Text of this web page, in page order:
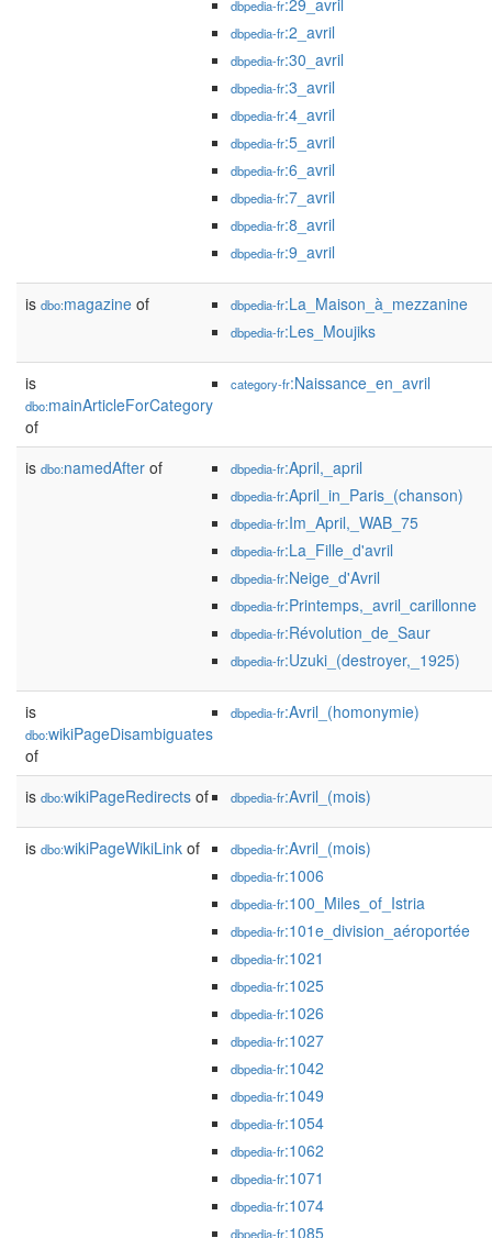
dbpedia-fr:29_avril
dbpedia-fr:2_avril
dbpedia-fr:30_avril
dbpedia-fr:3_avril
dbpedia-fr:4_avril
dbpedia-fr:5_avril
dbpedia-fr:6_avril
dbpedia-fr:7_avril
dbpedia-fr:8_avril
dbpedia-fr:9_avril
is dbo:magazine of dbpedia-fr:La_Maison_à_mezzanine
dbpedia-fr:Les_Moujiks
is
dbo:mainArticleForCategory
of
category-fr:Naissance_en_avril
is dbo:namedAfter of dbpedia-fr:April,_april
dbpedia-fr:April_in_Paris_(chanson)
dbpedia-fr:Im_April,_WAB_75
dbpedia-fr:La_Fille_d'avril
dbpedia-fr:Neige_d'Avril
dbpedia-fr:Printemps,_avril_carillonne
dbpedia-fr:Révolution_de_Saur
dbpedia-fr:Uzuki_(destroyer,_1925)
is
dbo:wikiPageDisambiguates
of
dbpedia-fr:Avril_(homonymie)
is dbo:wikiPageRedirects of dbpedia-fr:Avril_(mois)
is dbo:wikiPageWikiLink of dbpedia-fr:Avril_(mois)
dbpedia-fr:1006
dbpedia-fr:100_Miles_of_Istria
dbpedia-fr:101e_division_aéroportée
dbpedia-fr:1021
dbpedia-fr:1025
dbpedia-fr:1026
dbpedia-fr:1027
dbpedia-fr:1042
dbpedia-fr:1049
dbpedia-fr:1054
dbpedia-fr:1062
dbpedia-fr:1071
dbpedia-fr:1074
dbpedia-fr:1085